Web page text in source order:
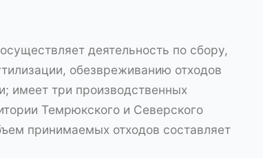
деятельность по сбору,
обезвреживанию отходов
имеет три производственных
Темрюкского и Северского
принимаемых отходов составляет